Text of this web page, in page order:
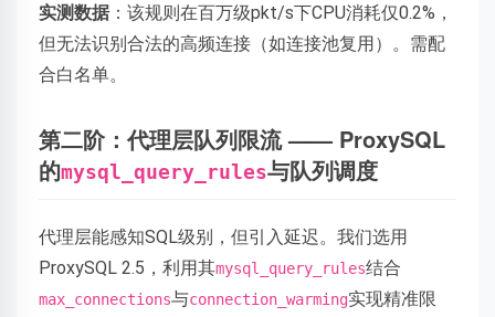
实测数据：该规则在百万级pkt/s下CPU消耗仅0.2%，
但无法识别合法的高频连接（如连接池复用）。需配
合白名单。
第二阶：代理层队列限流 —— ProxySQL
的mysql_query_rules与队列调度
代理层能感知SQL级别，但引入延迟。我们选用
ProxySQL 2.5，利用其mysql_query_rules结合
max_connections与connection_warming实现精准限